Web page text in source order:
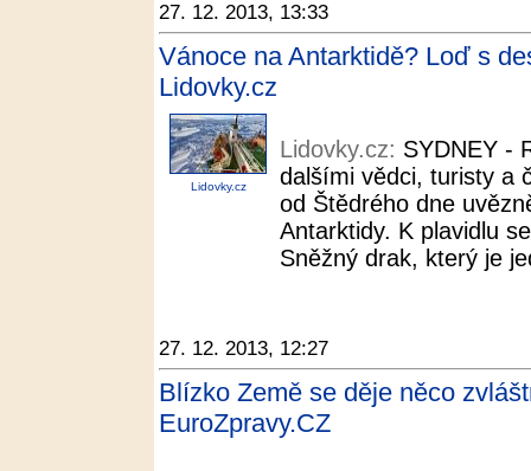
27. 12. 2013, 13:33
Vánoce na Antarktidě? Loď s
Lidovky.cz
Lidovky.cz
Lidovky.cz: SYDNEY -
dalšími vědci, turisty a
od Štědrého dne
Antarktidy. K plavidlu
Sněžný drak, který je
27. 12. 2013, 12:27
Blízko Země se děje něco
EuroZpravy.CZ